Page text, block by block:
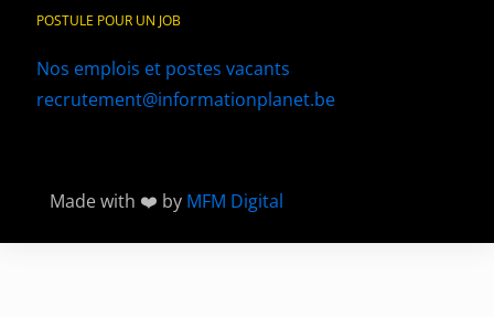
POSTULE POUR UN JOB
Nos emplois et postes vacants
recrutement@informationplanet.be
Made with ❤️ by MFM Digital